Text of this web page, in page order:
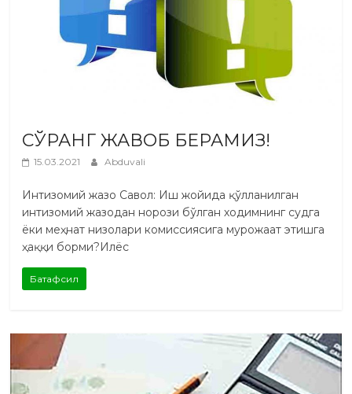
СЎРАНГ ЖАВОБ БЕРАМИЗ!
15.03.2021 Abduvali
Интизомий жазо Савол: Иш жойида қўлланилган
интизомий жазодан норози бўлган ходимнинг судга
ёки меҳнат низолари комиссиясига мурожаат этишга
ҳаққи борми?Илёс
Батафсил